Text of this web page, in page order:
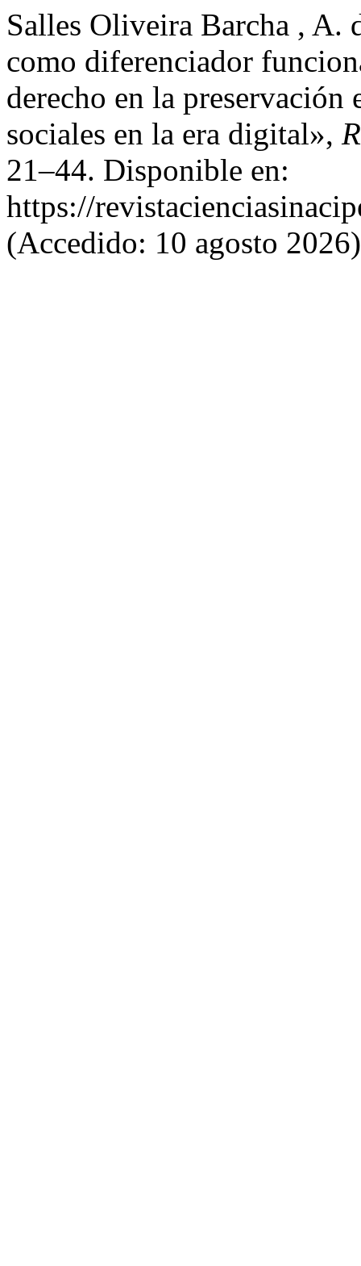
Salles Oliveira Barcha , A.
como diferenciador
derecho en la preservación
sociales en la era digital»,
21–44. Disponible en:
https://
(Accedido: 10 agosto